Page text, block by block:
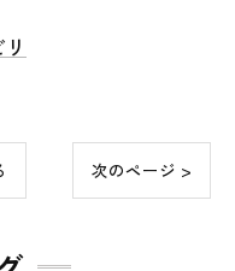
次のページ >